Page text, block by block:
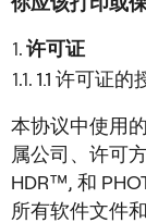
许可证
1.1 许可证的
本协议中使用
属公司、许可
HDR™, 和
所有软件文件